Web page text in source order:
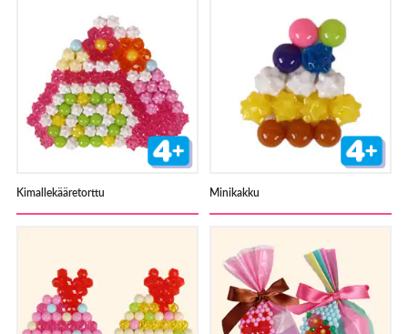
Kimallekääretorttu Minikakku